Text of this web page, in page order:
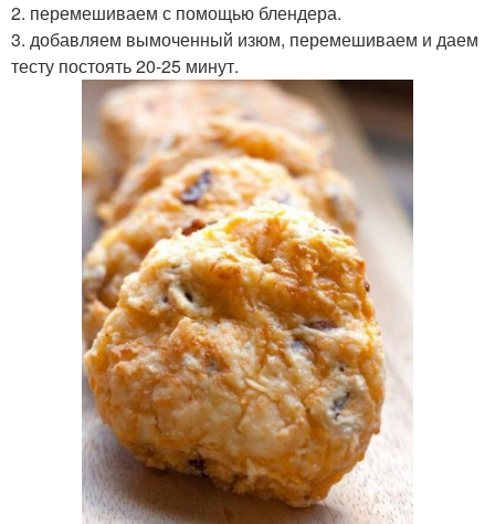
2. перемешиваем с помощью блендера.
3. добавляем вымоченный изюм, перемешиваем и даем
тесту постоять 20-25 минут.